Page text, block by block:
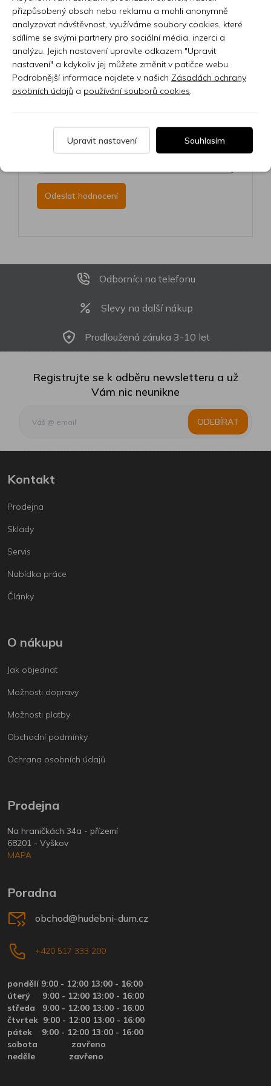
Odborníci na telefonu
Slevy na další nákup
Prodloužená záruka 3-10 let
Registrujte se k odběru newsletteru a už
Vám nic neunikne
ODEBÍRAT
Kontakt
Prodejna
Sklady
Servis
Nabídka práce
Články
O nákupu
Jak objednat
Možnosti dopravy
Možnosti platby
Obchodní podmínky
Ochrana osobních údajů
Prodejna
Na hraničkách 34a - přízemí
68201 - Vyškov
MAPA
Poradna
obchod@hudebni-dum.cz
+420 517 333 200
pondělí 9:00 - 12:00 13:00 - 16:00
úterý 9:00 - 12:00 13:00 - 16:00
středa 9:00 - 12:00 13:00 - 16:00
čtvrtek 9:00 - 12:00 13:00 - 16:00
pátek 9:00 - 12:00 13:00 - 16:00
sobota zavřeno
neděle zavřeno
přizpůsobený obsah nebo reklamu a mohli anonymně
analyzovat návštěvnost, využíváme soubory cookies, které
sdílíme se svými partnery pro sociální média, inzerci a
analýzu. Jejich nastavení upravíte odkazem "Upravit
nastavení" a kdykoliv jej můžete změnit v patičce webu.
Podrobnější informace najdete v našich Zásadách ochrany
osobních údajů a používání souborů cookies
Upravit nastavení Souhlasím